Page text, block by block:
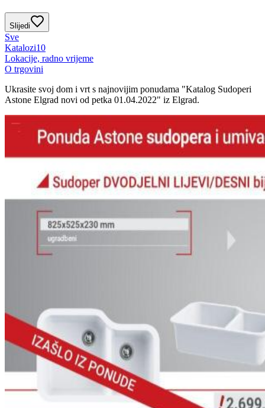
Slijedi
Sve
Katalozi10
Lokacije, radno vrijeme
O trgovini
Ukrasite svoj dom i vrt s najnovijim ponudama "Katalog Sudoperi
Astone Elgrad novi od petka 01.04.2022" iz Elgrad.